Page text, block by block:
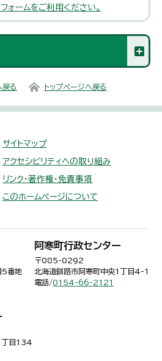
ォームをご利用ください。
戻る トップページへ戻る
サイトマップ
アクセシビリティへの取り組み
リンク・著作権・免責事項
このホームページについて
5番地
阿寒町行政センター
〒085-0292
北海道釧路市阿寒町中央1丁目4-1
電話/0154-66-2121
丁目134